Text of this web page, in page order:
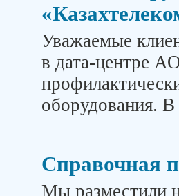
Уважаемые
в дата-центре
оборудования.
Справочная
Мы разместили